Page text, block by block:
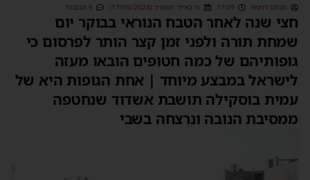
מנחם דויטש 17:09 ט׳ באייר תשפ״ד (17/05/2024) 9 תגובות
חצי שנה לאחר הטבח הנוראי בבוקר יום
שמחת תורה ולפני זמן קצר הותר לפרסום כי
גופותיהם של כמה חטופים הובאו מעזה
לישראל במבצע מיוחד | אחת הגופות היא של
עמית בוסקילה תושבת אשדוד שנחטפה
ממסיבת הנובה ונרצחה בשבי